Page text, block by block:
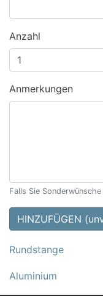
Anzahl
Anmerkungen
Falls Sie
HINZUFÜGEN
Rundstange
Aluminium